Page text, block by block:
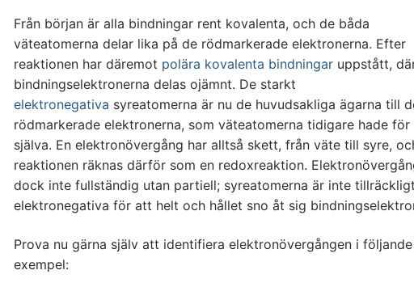
Från början är alla bindningar rent kovalenta, och de båda
väteatomerna delar lika på de rödmarkerade elektronerna. Efter
reaktionen har däremot polära kovalenta bindningar uppstått,
bindningselektronerna delas ojämnt. De starkt
elektronegativa syreatomerna är nu de huvudsakliga ägarna till
rödmarkerade elektronerna, som väteatomerna tidigare hade för
själva. En elektronövergång har alltså skett, från väte till syre,
reaktionen räknas därför som en redoxreaktion.
dock inte fullständig utan partiell; syreatomerna är inte tillräckligt
elektronegativa för att helt och hållet sno åt sig
Prova nu gärna själv att identifiera elektronövergången i följande
exempel: